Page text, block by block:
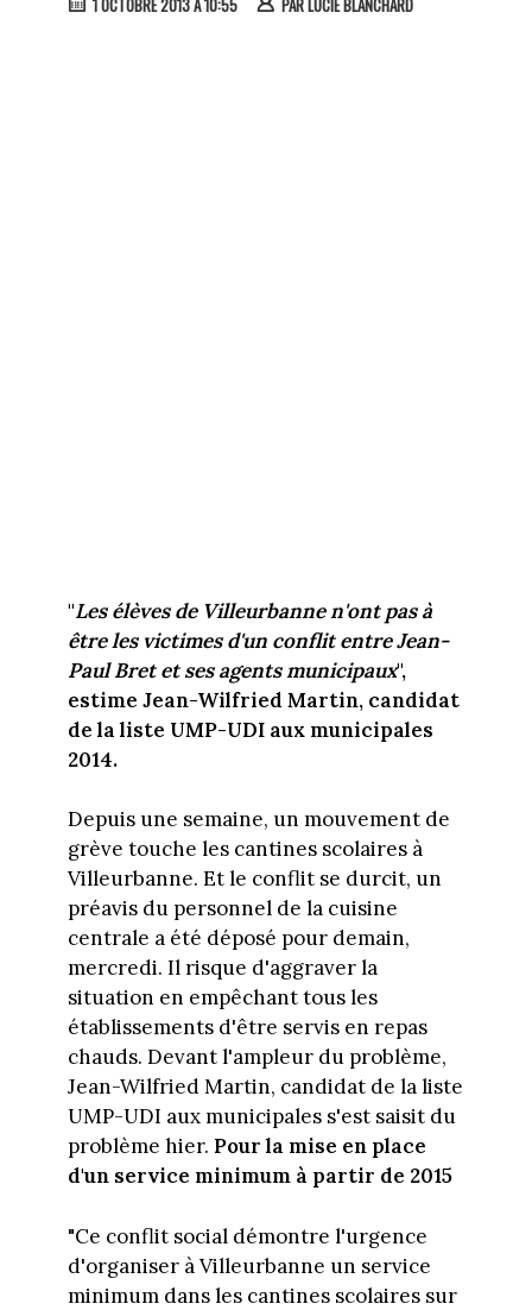
"Les élèves de Villeurbanne n'ont pas à
être les victimes d'un conflit entre Jean-
Paul Bret et ses agents municipaux",
estime Jean-Wilfried Martin, candidat
de la liste UMP-UDI aux municipales
2014.
Depuis une semaine, un mouvement de
grève touche les cantines scolaires à
Villeurbanne. Et le conflit se durcit, un
préavis du personnel de la cuisine
centrale a été déposé pour demain,
mercredi. Il risque d'aggraver la
situation en empêchant tous les
établissements d'être servis en repas
chauds. Devant l'ampleur du problème,
Jean-Wilfried Martin, candidat de la liste
UMP-UDI aux municipales s'est saisit du
problème hier. Pour la mise en place
d'un service minimum à partir de 2015
"Ce conflit social démontre l'urgence
d'organiser à Villeurbanne un service
minimum dans les cantines scolaires sur